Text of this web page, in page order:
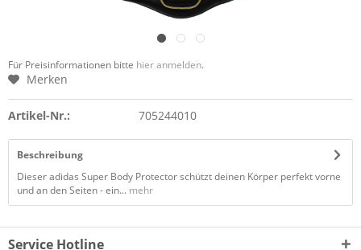
Für Preisinformationen bitte hier anmelden.
Merken
Artikel-Nr.: 705244010
Beschreibung
Dieser adidas Super Body Protector schützt deinen Körper perfekt vorne
und an den Seiten - ein... mehr
Service Hotline